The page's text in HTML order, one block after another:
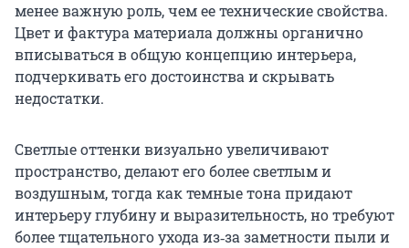
менее важную роль, чем ее технические свойства.
Цвет и фактура материала должны органично
вписываться в общую концепцию интерьера,
подчеркивать его достоинства и скрывать
недостатки.
Светлые оттенки визуально увеличивают
пространство, делают его более светлым и
воздушным, тогда как темные тона придают
интерьеру глубину и выразительность, но требуют
более тщательного ухода из‑за заметности пыли и